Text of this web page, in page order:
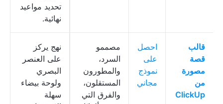
تحديد مواعيد
نهائية.
قالب
قصة
مصورة
من
ClickUp
احصل
على
نموذج
مجاني
مصممو
السرد،
والمطورون
المستقلون،
والفرق التي
نهج يركز
على العنصر
البصري
ولوحة بيضاء
سهلة